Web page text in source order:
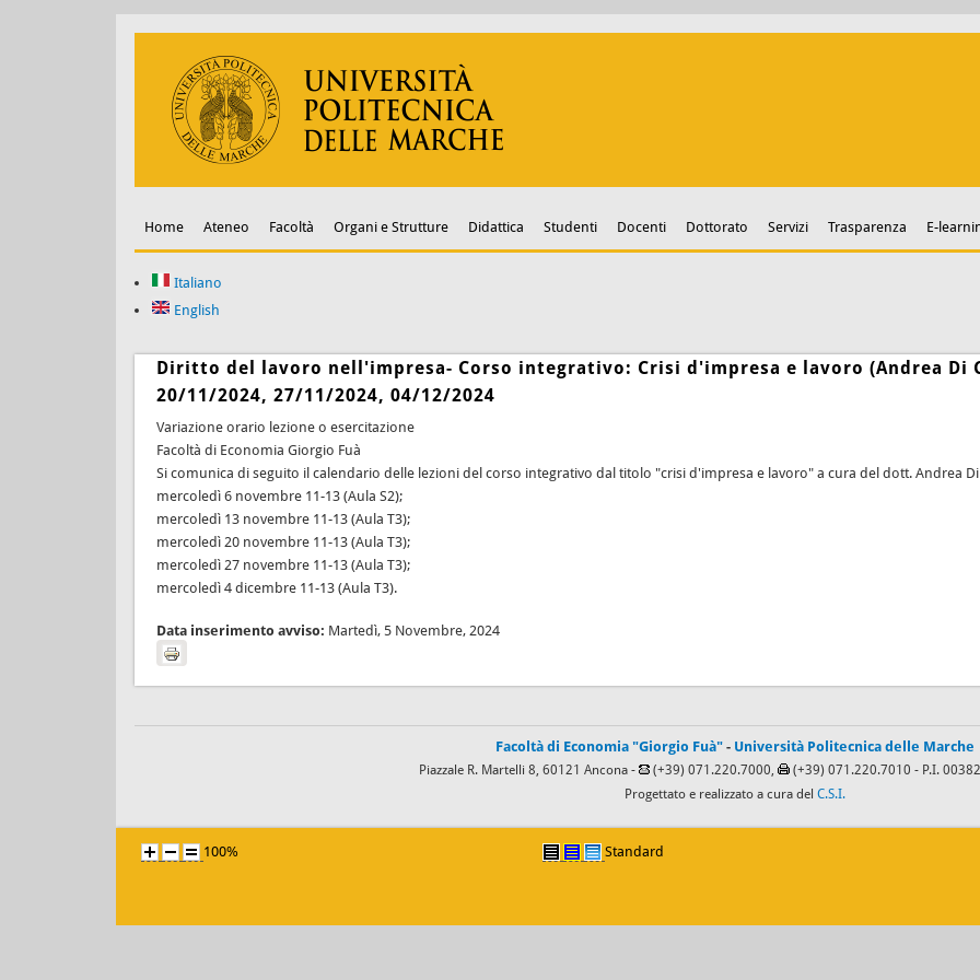
Home Ateneo Facoltà Organi e Strutture Didattica Studenti Docenti Dottorato Servizi Trasparenza E-
Italiano
English
Diritto del lavoro nell'impresa- Corso integrativo: Crisi d'impresa e lavoro (Andrea Di
20/11/2024, 27/11/2024, 04/12/2024
Variazione orario lezione o esercitazione
Facoltà di Economia Giorgio Fuà
Si comunica di seguito il calendario delle lezioni del corso integrativo dal titolo "crisi d'impresa e lavoro" a cura del dott. Andrea Di
mercoledì 6 novembre 11-13 (Aula S2);
mercoledì 13 novembre 11-13 (Aula T3);
mercoledì 20 novembre 11-13 (Aula T3);
mercoledì 27 novembre 11-13 (Aula T3);
mercoledì 4 dicembre 11-13 (Aula T3).
Data inserimento avviso: Martedì, 5 Novembre, 2024
Facoltà di Economia "Giorgio Fuà" - Università Politecnica delle Marche
Piazzale R. Martelli 8, 60121 Ancona - (+39) 071.220.7000, (+39) 071.220.7010 - P.I.
Progettato e realizzato a cura del C.S.I.
100% Standard